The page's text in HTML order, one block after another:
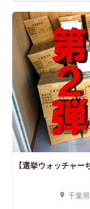
【選挙ウォッチャー
千葉県